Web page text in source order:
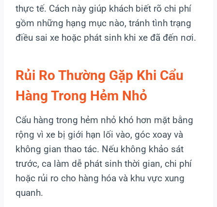
thực tế. Cách này giúp khách biết rõ chi phí
gồm những hạng mục nào, tránh tình trạng
điều sai xe hoặc phát sinh khi xe đã đến nơi.
Rủi Ro Thường Gặp Khi Cẩu
Hàng Trong Hẻm Nhỏ
Cẩu hàng trong hẻm nhỏ khó hơn mặt bằng
rộng vì xe bị giới hạn lối vào, góc xoay và
không gian thao tác. Nếu không khảo sát
trước, ca làm dễ phát sinh thời gian, chi phí
hoặc rủi ro cho hàng hóa và khu vực xung
quanh.